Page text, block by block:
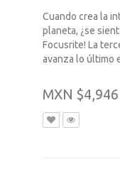
Cuando crea la
planeta, ¿se
Focusrite! La
avanza lo último
MXN $4,946